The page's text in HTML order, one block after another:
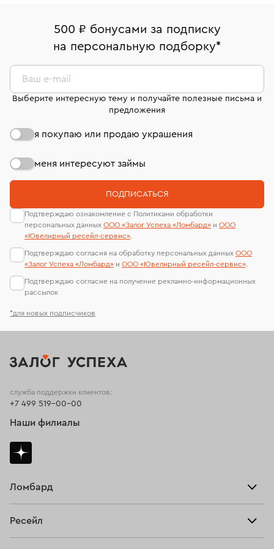
комиссионных украшений и часов смотрите на
странице«Возврат украшений»
Срок бронирования украшения при самовывозе из
филиала - 1 день, не считая день бронирования.
номер (УИН)
На особо ценные изделия получены
сертификаты МГУ и других геммологических
лабораторий
500 ₽ бонусами за подписку
на персональную подборку*
*для новых подписчиков
Ваш e-mail
Выберите интересную тему и получайте полезные письма и
предложения
я покупаю или продаю украшения
меня интересуют займы
ПОДПИСАТЬСЯ
Подтверждаю ознакомление с Политиками обработки
персональных данных ООО «Залог Успеха «Ломбард» и ООО
«Ювелирный ресейл-сервиc».
Подтверждаю согласия на обработку персональных данных ООО
«Залог Успеха «Ломбард» и ООО «Ювелирный ресейл-сервиc».
Подтверждаю согласие на получение рекламно-информационных
рассылок
Ломбард
Ресейл
служба поддержки клиентов:
+7 499 519-00-00
Наши филиалы